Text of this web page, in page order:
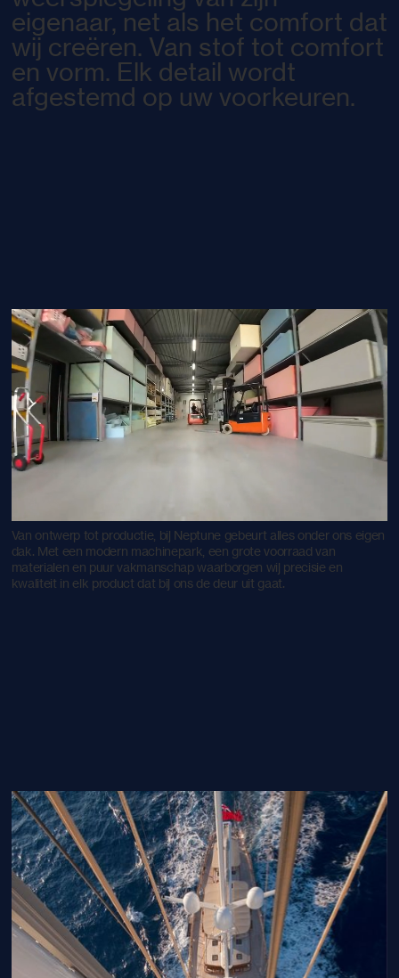
eigenaar, net als het comfort dat
wij creëren. Van stof tot comfort
en vorm. Elk detail wordt
afgestemd op uw voorkeuren.
Van ontwerp tot productie, bij Neptune gebeurt alles onder ons eigen
dak. Met een modern machinepark, een grote voorraad van
materialen en puur vakmanschap waarborgen wij precisie en
kwaliteit in elk product dat bij ons de deur uit gaat.